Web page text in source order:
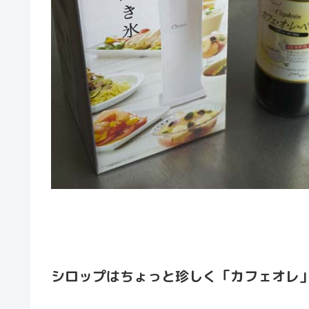
シロップはちょっと珍しく「カフェオレ